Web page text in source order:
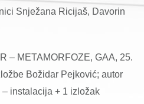
Snježana Ricijaš, Davorin
– METAMORFOZE, GAA, 25.
Božidar Pejković; autor
instalacija + 1 izložak